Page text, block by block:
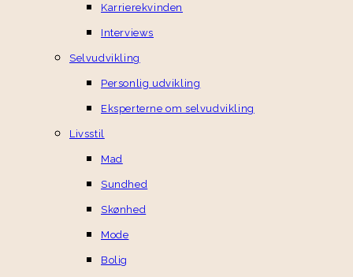
Karrierekvinden
Interviews
Selvudvikling
Personlig udvikling
Eksperterne om selvudvikling
Livsstil
Mad
Sundhed
Skønhed
Mode
Bolig